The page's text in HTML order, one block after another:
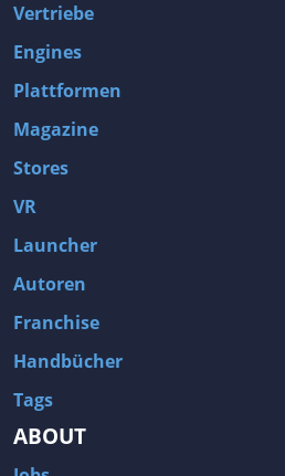
Vertriebe
Engines
Plattformen
Magazine
Stores
VR
Launcher
Autoren
Franchise
Handbücher
Tags
ABOUT